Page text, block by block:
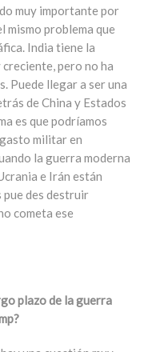
muy importante por
mismo problema que
India tiene la
pero no ha
Puede llegar a ser una
de China y Estados
es que podríamos
militar en
la guerra moderna
e Irán están
pue des destruir
cometa ese
plazo de la guerra